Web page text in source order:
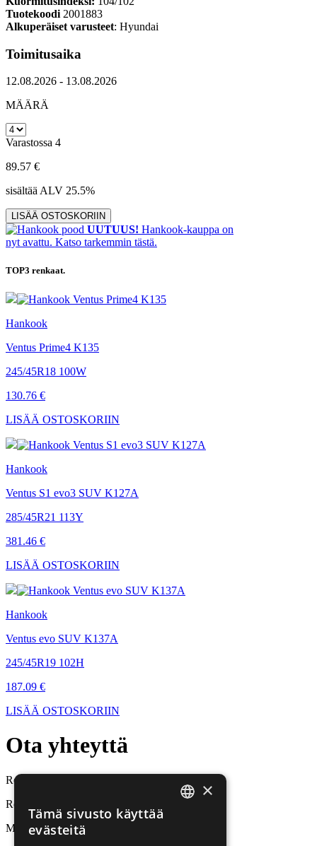
Tuotekoodi 2001883
Alkuperäiset varusteet: Hyundai
Toimitusaika
12.08.2026 - 13.08.2026
MÄÄRÄ
Varastossa 4
89.57 €
sisältää ALV 25.5%
UUTUUS! Hankook-kauppa on
nyt avattu. Katso tarkemmin tästä.
TOP3 renkaat.
Hankook
Ventus Prime4 K135
245/45R18 100W
130.76 €
LISÄÄ OSTOSKORIIN
Hankook
Ventus S1 evo3 SUV K127A
285/45R21 113Y
381.46 €
LISÄÄ OSTOSKORIIN
Hankook
Ventus evo SUV K137A
245/45R19 102H
187.09 €
LISÄÄ OSTOSKORIIN
Ota yhteyttä
Rehvid24 / Tirestar OÜ
Renkaiden myynti ja vaihto
Mäealuse 10, Tallinn
×
Tämä sivusto käyttää
evästeitä